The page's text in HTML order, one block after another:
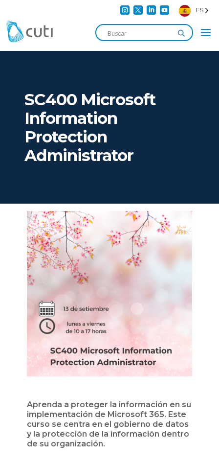
    ES
SC400 Microsoft
Information
Protection
Administrator
Aprenda a proteger la información en su
implementación de Microsoft 365. Este
curso se centra en el gobierno de datos
y la protección de la información dentro
de su organización.